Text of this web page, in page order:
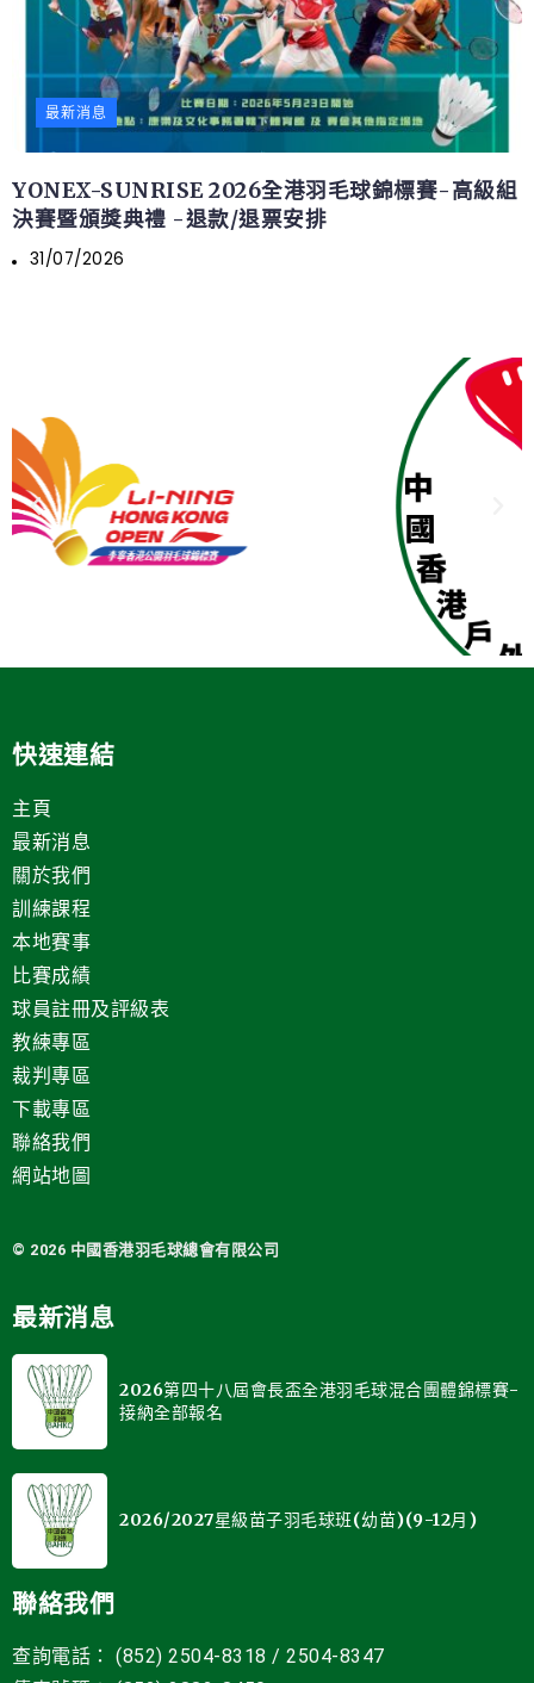
最新消息
YONEX-SUNRISE 2026全港羽毛球錦標賽-高級組
決賽暨頒獎典禮 -退款/退票安排
31/07/2026
快速連結
主頁
最新消息
關於我們
訓練課程
本地賽事
比賽成績
球員註冊及評級表
教練專區
裁判專區
下載專區
聯絡我們
網站地圖
© 2026 中國 香港羽毛球總會有限公司
最新消息
2026第四十八屆會長盃全港羽毛球混合團體錦標賽-
接納全部報名
2026/2027星級苗子羽毛球班(幼苗)(9-12月)
聯絡我們
查詢電話： (852) 2504-8318 / 2504-8347